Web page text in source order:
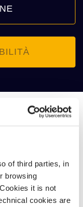
of third parties, in
browsing
it is not
cookies are
5